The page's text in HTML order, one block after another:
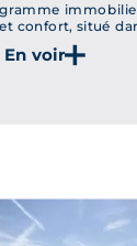
ce
confort, situé
et
et des